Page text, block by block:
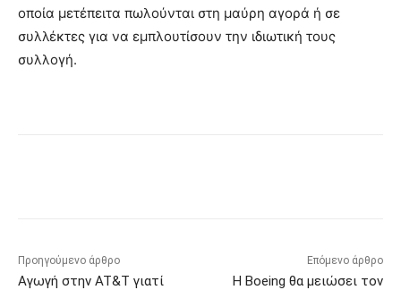
οποία μετέπειτα πωλούνται στη μαύρη αγορά ή σε
συλλέκτες για να εμπλουτίσουν την ιδιωτική τους
συλλογή.
Προηγούμενο άρθρο
Αγωγή στην AT&T γιατί
Επόμενο άρθρο
Η Boeing θα μειώσει τον